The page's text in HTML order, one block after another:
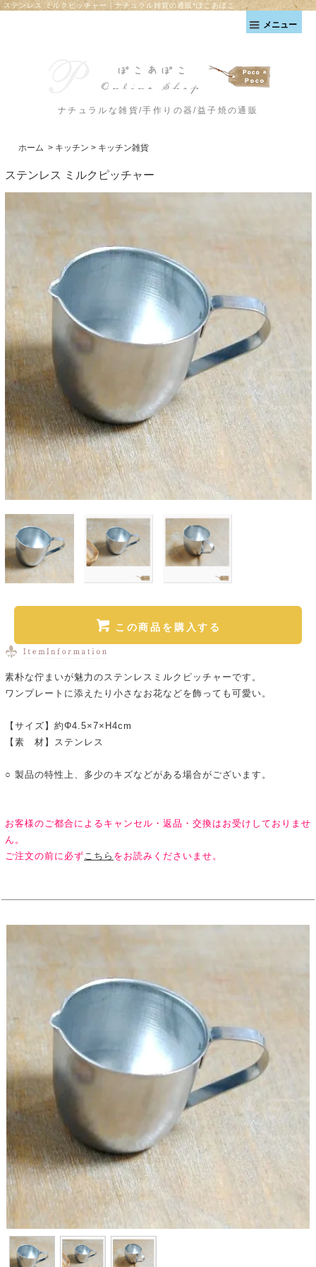
ステンレス ミルクピッチャー｜ナチュラル雑貨の通販*ぽこあぽこ
メニュー
ナチュラルな雑貨/手作りの器/益子焼の通販
ホーム > キッチン > キッチン雑貨
ステンレス ミルクピッチャー
この商品を購入する
素朴な佇まいが魅力のステンレスミルクピッチャーです。
ワンプレートに添えたり小さなお花などを飾っても可愛い。
【サイズ】約Φ4.5×7×H4cm
【素 材】ステンレス
○ 製品の特性上、多少のキズなどがある場合がございます。
お客様のご都合によるキャンセル・返品・交換はお受けしておりませ
ん。
ご注文の前に必ずこちら をお読みくださいませ。